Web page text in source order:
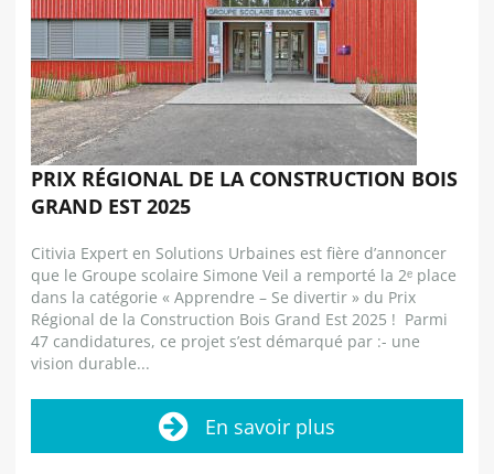
PRIX RÉGIONAL DE LA CONSTRUCTION BOIS
GRAND EST 2025
Citivia Expert en Solutions Urbaines est fière d’annoncer
que le Groupe scolaire Simone Veil a remporté la 2ᵉ place
dans la catégorie « Apprendre – Se divertir » du Prix
Régional de la Construction Bois Grand Est 2025 ! Parmi
47 candidatures, ce projet s’est démarqué par :- une
vision durable...
En savoir plus